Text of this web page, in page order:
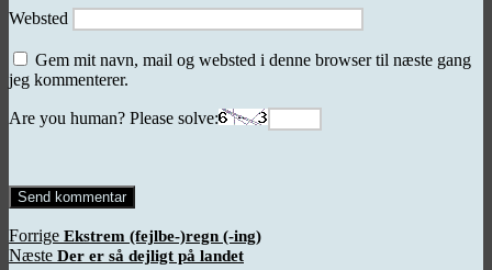
Websted
Gem mit navn, mail og websted i denne browser til næste gang
jeg kommenterer.
Are you human? Please solve:
Indlægsnavigation
Forrige Forrige
indlæg:
Ekstrem (fejlbe-)regn (-ing)
Næste Næste
Der er så dejligt på landet